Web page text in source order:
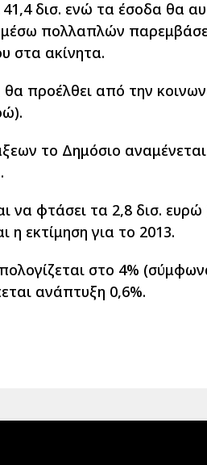
δισ. ενώ τα έσοδα θα
μέσω πολλαπλών
στα ακίνητα.
προέλθει από την
το Δημόσιο
να φτάσει τα 2,8 δισ. ευρώ
εκτίμηση για το 2013.
στο 4%
ανάπτυξη 0,6%.